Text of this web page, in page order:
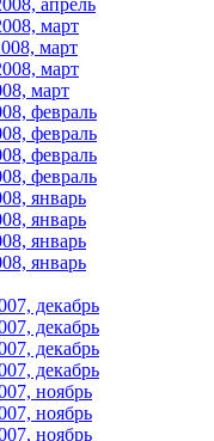
март
март
март
март
февраль
февраль
февраль
февраль
январь
январь
январь
январь
декабрь
декабрь
декабрь
декабрь
ноябрь
ноябрь
ноябрь